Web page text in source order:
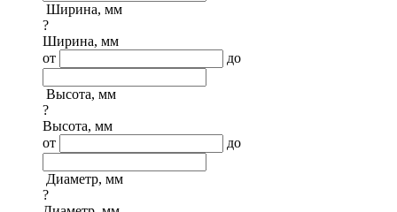
Ширина, мм
?
Ширина, мм
от
до
Высота, мм
?
Высота, мм
от
до
Диаметр, мм
?